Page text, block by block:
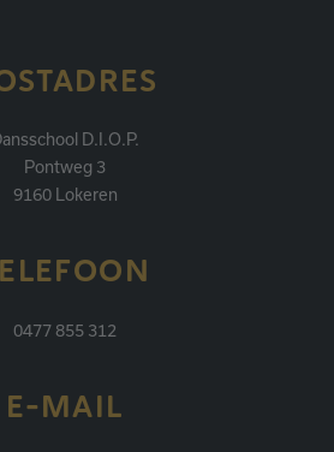
D.I.O.P.
Pontweg 3
9160 Lokeren
0477 855 312
E-MAIL